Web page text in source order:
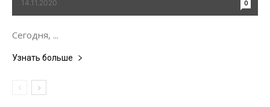
14.11.2020 0
Сегодня, ...
Узнать больше